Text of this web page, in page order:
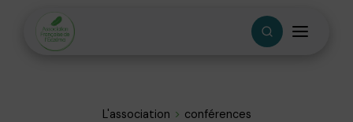
L'association conférences